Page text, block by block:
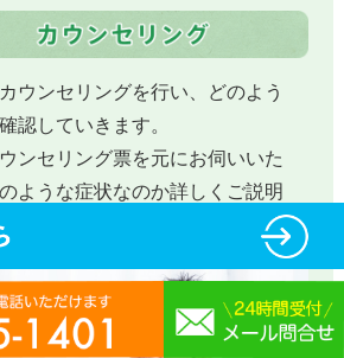
ウンセリングを行い、どのよう
認していきます。
ンセリング票を元にお伺いいた
ような症状なのか詳しくご説明
す。